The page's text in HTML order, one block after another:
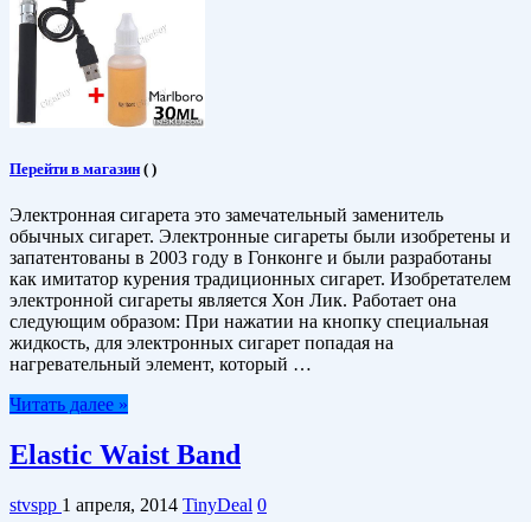
Перейти в магазин ( )
Электронная сигарета это замечательный заменитель
обычных сигарет. Электронные сигареты были изобретены и
запатентованы в 2003 году в Гонконге и были разработаны
как имитатор курения традиционных сигарет. Изобретателем
электронной сигареты является Хон Лик. Работает она
следующим образом: При нажатии на кнопку специальная
жидкость, для электронных сигарет попадая на
нагревательный элемент, который …
Читать далее »
Elastic Waist Band
stvspp 1 апреля, 2014 TinyDeal 0